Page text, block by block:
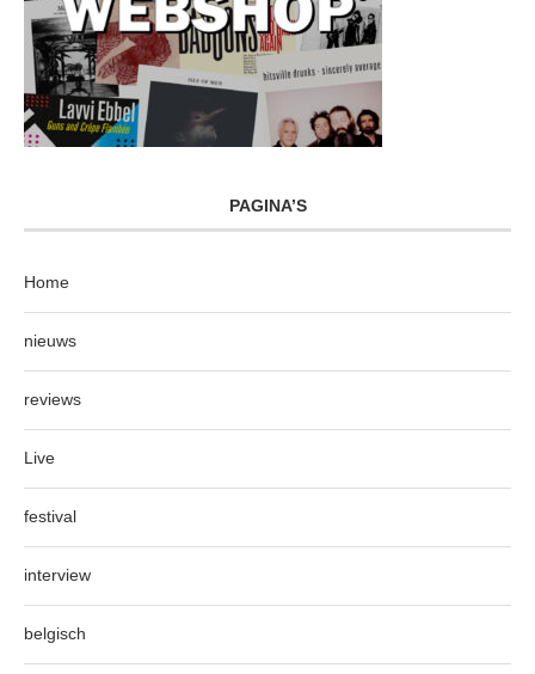
PAGINA’S
Home
nieuws
reviews
Live
festival
interview
belgisch